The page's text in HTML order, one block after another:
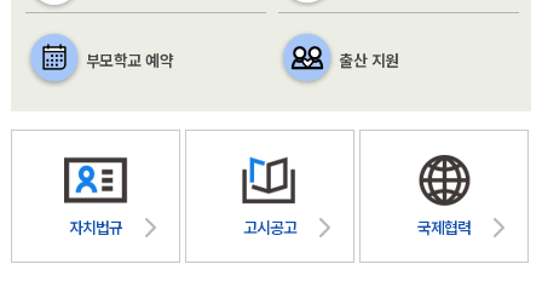
부모학교 예약 출산 지원
자치법규 고시공고 국제협력